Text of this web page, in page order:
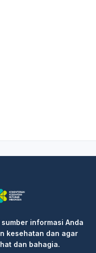
informasi Anda
kesehatan dan agar
dan bahagia.